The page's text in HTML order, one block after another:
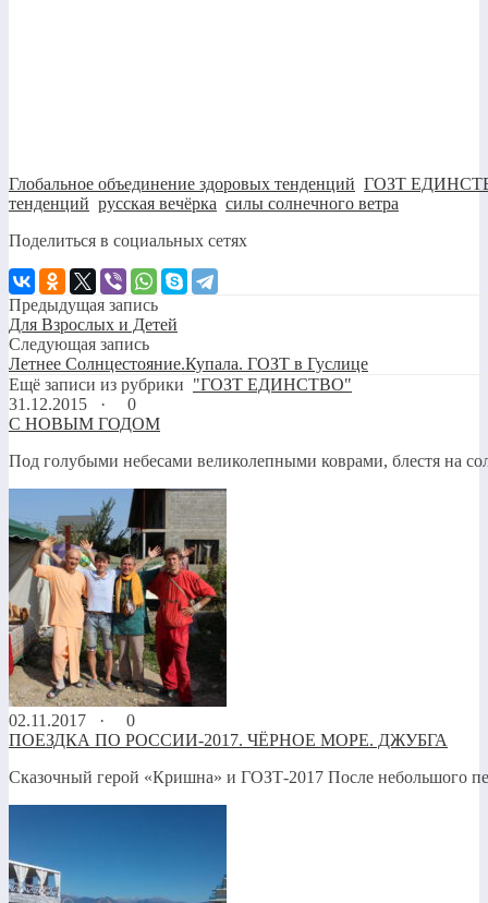
Глобальное объединение здоровых тенденций ГОЗТ
тенденций русская вечёрка силы солнечного ветра
Поделиться в социальных сетях
Предыдущая запись
Для Взрослых и Детей
Следующая запись
Летнее Солнцестояние.Купала. ГОЗТ в Гуслице
Ещё записи из рубрики "ГОЗТ ЕДИНСТВО"
31.12.2015 ·
0
С НОВЫМ ГОДОМ
Под голубыми небесами великолепными коврами, блестя на
02.11.2017 ·
0
ПОЕЗДКА ПО РОССИИ-2017. ЧЁРНОЕ МОРЕ. ДЖУБГА
Сказочный герой «Кришна» и ГОЗТ-2017 После небольшого